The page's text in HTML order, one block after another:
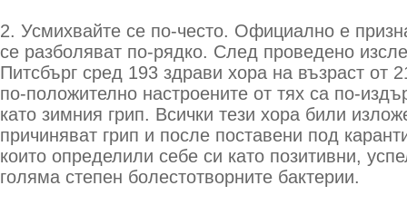
2. Усмихвайте се по-често. Официално е
се разболяват по-рядко. След проведено
Питсбърг сред 193 здрави хора на възраст от
по-положително настроените от тях са по-
като зимния грип. Всички тези хора били
причиняват грип и после поставени под
които определили себе си като позитивни,
голяма степен болестотворните бактерии.